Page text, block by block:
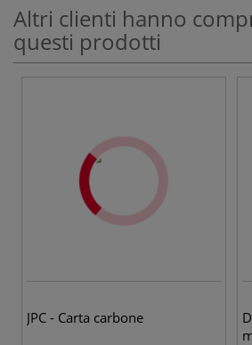
Altri clienti hanno
questi prodotti
JPC - Carta carbone